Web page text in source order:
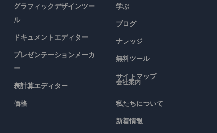
グラフィックデザインツー
ル
ドキュメントエディター
プレゼンテーションメーカ
ー
表計算エディター
価格
学ぶ
ブログ
ナレッジ
無料ツール
サイトマップ
会社案内
私たちについて
新着情報